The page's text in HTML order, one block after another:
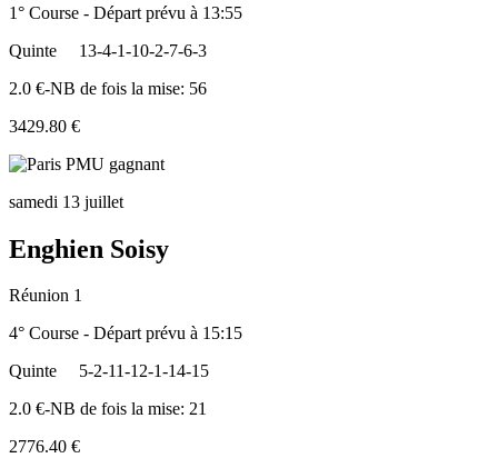
1° Course - Départ prévu à 13:55
Quinte
13-4-1-10-2-7-6-3
2.0 €-NB de fois la mise: 56
3429.80 €
samedi 13 juillet
Enghien Soisy
Réunion 1
4° Course - Départ prévu à 15:15
Quinte
5-2-11-12-1-14-15
2.0 €-NB de fois la mise: 21
2776.40 €